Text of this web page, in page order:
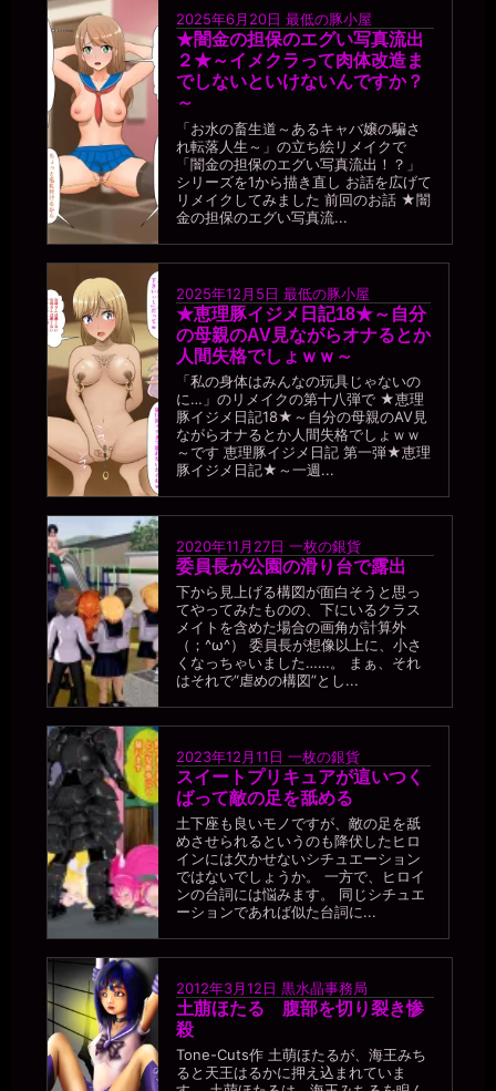
2025年6月20日 最低の豚小屋
★闇金の担保のエグい写真流出
２★～イメクラって肉体改造ま
でしないといけないんですか？
～
「お水の畜生道～あるキャバ嬢の騙さ
れ転落人生～」の立ち絵リメイクで
「闇金の担保のエグい写真流出！？」
シリーズを1から描き直し お話を広げて
リメイクしてみました 前回のお話 ★闇
金の担保のエグい写真流...
2025年12月5日 最低の豚小屋
★恵理豚イジメ日記18★～自分
の母親のAV見ながらオナるとか
人間失格でしょｗｗ～
「私の身体はみんなの玩具じゃないの
に…」のリメイクの第十八弾で ★恵理
豚イジメ日記18★～自分の母親のAV見
ながらオナるとか人間失格でしょｗｗ
～です 恵理豚イジメ日記 第一弾★恵理
豚イジメ日記★～一週...
2020年11月27日 一枚の銀貨
委員長が公園の滑り台で露出
下から見上げる構図が面白そうと思っ
てやってみたものの、下にいるクラス
メイトを含めた場合の画角が計算外
（；^ω^） 委員長が想像以上に、小さ
くなっちゃいました……。 まぁ、それ
はそれで“虐めの構図”とし...
2023年12月11日 一枚の銀貨
スイートプリキュアが這いつく
ばって敵の足を舐める
土下座も良いモノですが、敵の足を舐
めさせられるというのも降伏したヒロ
インには欠かせないシチュエーション
ではないでしょうか。 一方で、ヒロイ
ンの台詞には悩みます。 同じシチュエ
ーションであれば似た台詞に...
2012年3月12日 黒水晶事務局
土萠ほたる 腹部を切り裂き惨
殺
Tone-Cuts作 土萌ほたるが、海王みち
ると天王はるかに押え込まれていま